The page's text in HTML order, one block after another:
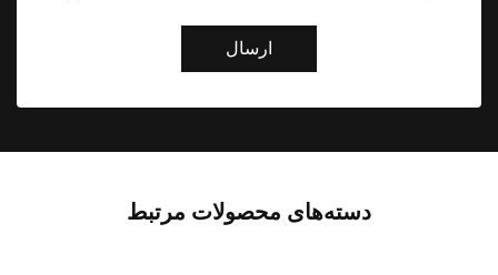
ارسال
دسته‌های محصولات مرتبط